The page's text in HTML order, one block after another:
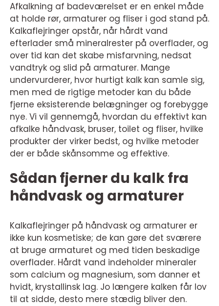
Afkalkning af badeværelset er en enkel måde
at holde rør, armaturer og fliser i god stand på.
Kalkaflejringer opstår, når hårdt vand
efterlader små mineralrester på overflader, og
over tid kan det skabe misfarvning, nedsat
vandtryk og slid på armaturer. Mange
undervurderer, hvor hurtigt kalk kan samle sig,
men med de rigtige metoder kan du både
fjerne eksisterende belægninger og forebygge
nye. Vi vil gennemgå, hvordan du effektivt kan
afkalke håndvask, bruser, toilet og fliser, hvilke
produkter der virker bedst, og hvilke metoder
der er både skånsomme og effektive.
Sådan fjerner du kalk fra
håndvask og armaturer
Kalkaflejringer på håndvask og armaturer er
ikke kun kosmetiske; de kan gøre det sværere
at bruge armaturet og med tiden beskadige
overflader. Hårdt vand indeholder mineraler
som calcium og magnesium, som danner et
hvidt, krystallinsk lag. Jo længere kalken får lov
til at sidde, desto mere stædig bliver den.